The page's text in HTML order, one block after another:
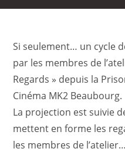
Si seulement… un cycle
par les membres de
Regards » depuis la
Cinéma MK2 Beaubourg.
La projection est suivie
mettent en forme les
les membres de